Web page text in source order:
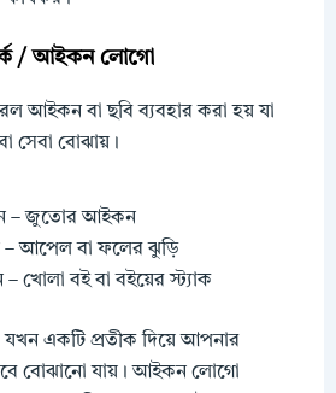
/ আইকন লোগো
আইকন বা ছবি ব্যবহার করা হয় যা
সেবা বোঝায়।
– জুতোর আইকন
আপেল বা ফলের ঝুড়ি
খোলা বই বা বইয়ের স্ট্যাক
যখন একটি প্রতীক দিয়ে আপনার
বোঝানো যায়। আইকন লোগো